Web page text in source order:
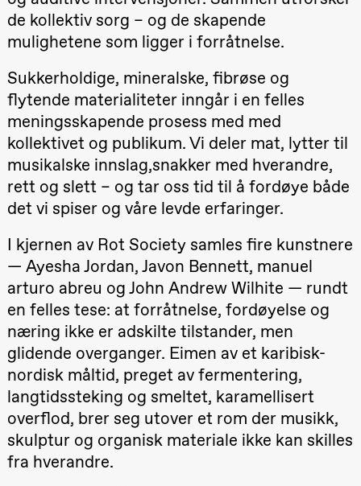
Store scene
(Black Box
teater)
19.00
Pia Maria
Roll og
Mohamed
Mohamed
Male
Fantasies
Lille scene
teater)
21.00
Boglárka
Bolm
SUBJOYRIDE
Store scene
(Black Box
teater)
Lørdag 12. september
15.00
Yuri
Umemoto /​
Oslo
Sinfonietta /​
Ivar Furre
Aam
Animeopera
av Yuri
Umemoto
20.–29. august 2026
❶ Premiere
Mohamed
Male Fantasies
de kollektiv sorg – og de skapende
mulighetene som ligger i forråtnelse.
Sukkerholdige, mineralske, fibrøse og
flytende materialiteter inngår i en felles
meningsskapende prosess med med
kollektivet og publikum. Vi deler mat, lytter til
musikalske innslag,snakker med hverandre,
rett og slett – og tar oss tid til å fordøye både
det vi spiser og våre levde erfaringer.
I kjernen av Rot Society samles fire kunstnere
— Ayesha Jordan, Javon Bennett, manuel
arturo abreu og John Andrew Wilhite — rundt
en felles tese: at forråtnelse, fordøyelse og
næring ikke er adskilte tilstander, men
glidende overganger. Eimen av et karibisk-
nordisk måltid, preget av fermentering,
langtidssteking og smeltet, karamellisert
overflod, brer seg utover et rom der musikk,
skulptur og organisk materiale ikke kan skilles
fra hverandre.